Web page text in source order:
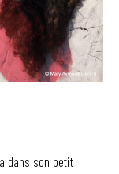
dans son petit